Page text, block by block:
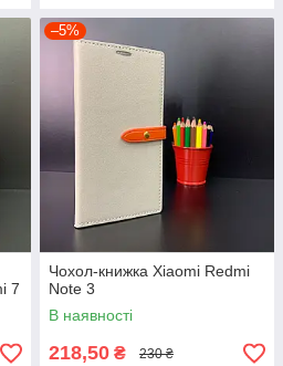
7
–5%
Чохол-книжка Xiaomi Redmi
Note 3
В наявності
218,50 ₴ 230 ₴